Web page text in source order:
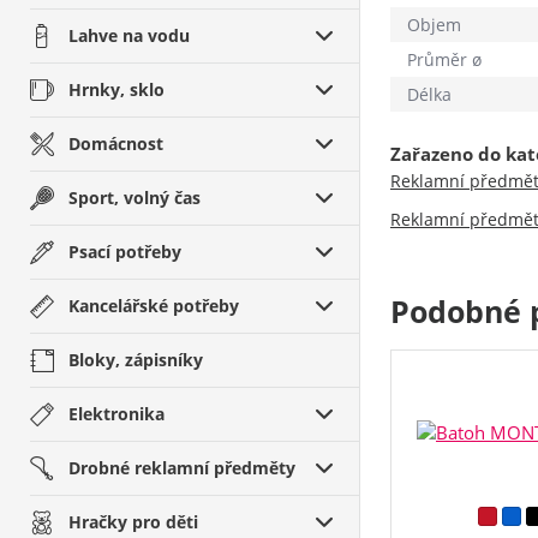
Lahve na vodu
Hrnky, sklo
Domácnost
Sport, volný čas
Psací potřeby
Kancelářské potřeby
Bloky, zápisníky
Elektronika
Drobné reklamní předměty
Hračky pro děti
Objem
Průměr ø
Délka
Zařazeno do
Reklamní
Reklamní